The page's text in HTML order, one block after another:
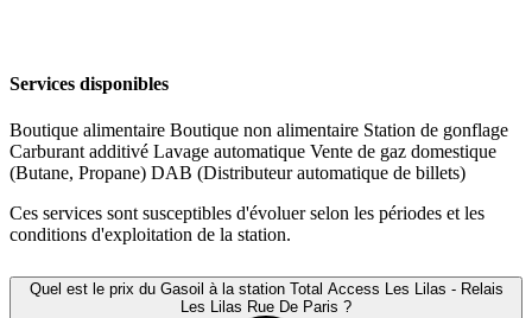
Services disponibles
Boutique alimentaire Boutique non alimentaire Station de gonflage
Carburant additivé Lavage automatique Vente de gaz domestique
(Butane, Propane) DAB (Distributeur automatique de billets)
Ces services sont susceptibles d'évoluer selon les périodes et les
conditions d'exploitation de la station.
Quel est le prix du Gasoil à la station Total Access Les Lilas - Relais
Les Lilas Rue De Paris ?